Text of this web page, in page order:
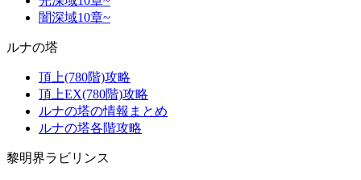
闇深域10章~
ルナの塔
頂上(780階)攻略
頂上EX(780階)攻略
ルナの塔の情報まとめ
ルナの塔各階攻略
黎明界ラビリンス